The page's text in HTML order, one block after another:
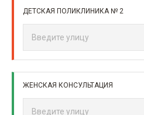
ДЕТСКАЯ ПОЛИКЛИНИКА № 2
ЖЕНСКАЯ КОНСУЛЬТАЦИЯ